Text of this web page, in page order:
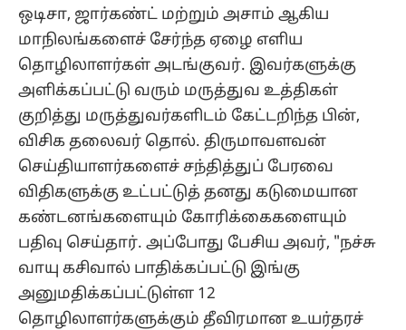
ஒடிசா, ஜார்கண்ட் மற்றும் அசாம் ஆகிய
மாநிலங்களைச் சேர்ந்த ஏழை எளிய
தொழிலாளர்கள் அடங்குவர். இவர்களுக்கு
அளிக்கப்பட்டு வரும் மருத்துவ உத்திகள்
குறித்து மருத்துவர்களிடம் கேட்டறிந்த பின்,
விசிக தலைவர் தொல். திருமாவளவன்
செய்தியாளர்களைச் சந்தித்துப் பேரவை
விதிகளுக்கு உட்பட்டுத் தனது கடுமையான
கண்டனங்களையும் கோரிக்கைகளையும்
பதிவு செய்தார். அப்போது பேசிய அவர், "நச்சு
வாயு கசிவால் பாதிக்கப்பட்டு இங்கு
அனுமதிக்கப்பட்டுள்ள 12
தொழிலாளர்களுக்கும் தீவிரமான உயர்தரச்